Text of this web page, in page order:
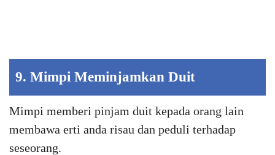
9. Mimpi Meminjamkan Duit
Mimpi memberi pinjam duit kepada orang lain
membawa erti anda risau dan peduli terhadap
seseorang.